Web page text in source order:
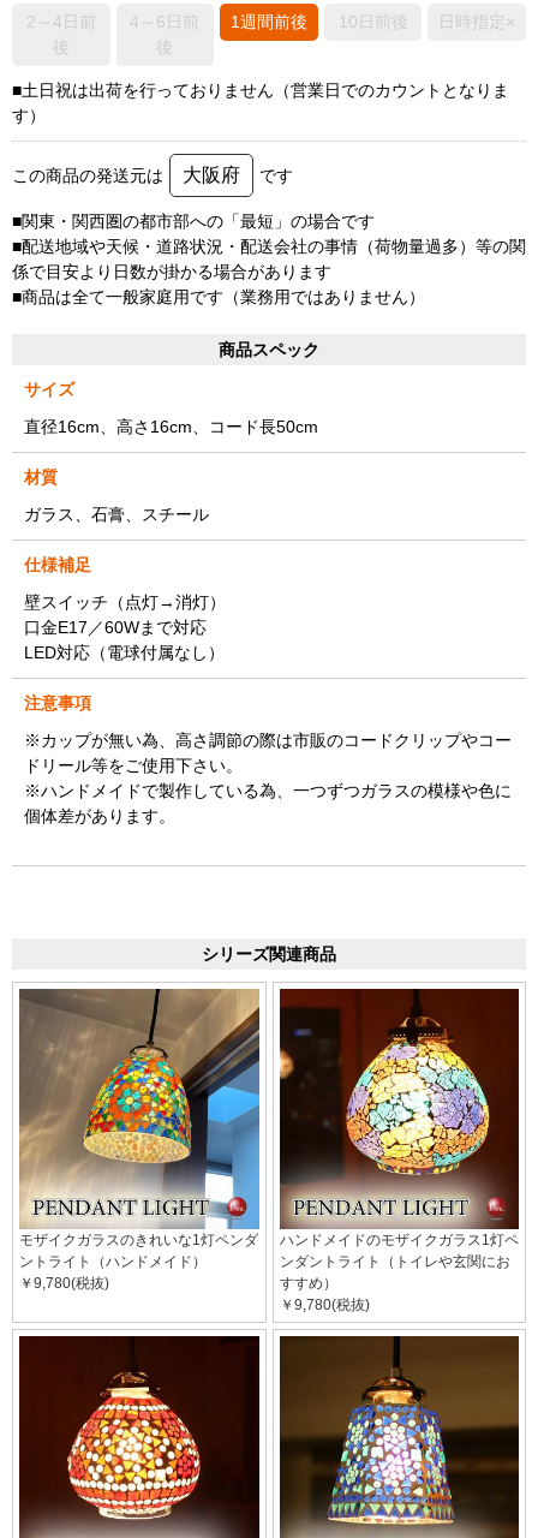
2～4日前
後
4～6日前
後
1週間前後 10日前後 日時指定×
■土日祝は出荷を行っておりません（営業日でのカウントとなりま
す）
この商品の発送元は 大阪府 です
■関東・関西圏の都市部への「最短」の場合です
■配送地域や天候・道路状況・配送会社の事情（荷物量過多）等の関
係で目安より日数が掛かる場合があります
■商品は全て一般家庭用です（業務用ではありません）
商品スペック
サイズ
直径16cm、高さ16cm、コード長50cm
材質
ガラス、石膏、スチール
仕様補足
壁スイッチ（点灯→消灯）
口金E17／60Wまで対応
LED対応（電球付属なし）
注意事項
※カップが無い為、高さ調節の際は市販のコードクリップやコー
ドリール等をご使用下さい。
※ハンドメイドで製作している為、一つずつガラスの模様や色に
個体差があります。
シリーズ関連商品
モザイクガラスのきれいな1灯ペンダ
ントライト（ハンドメイド）
￥9,780(税抜)
ハンドメイドのモザイクガラス1灯ペ
ンダントライト（トイレや玄関にお
すすめ）
￥9,780(税抜)